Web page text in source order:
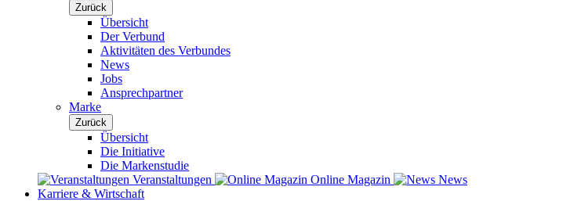
Zurück
Übersicht
Der Verbund
Aktivitäten des Verbundes
News
Jobs
Ansprechpartner
Marke
Zurück
Übersicht
Die Initiative
Die Markenstudie
Veranstaltungen
Online Magazin
News
Karriere & Wirtschaft